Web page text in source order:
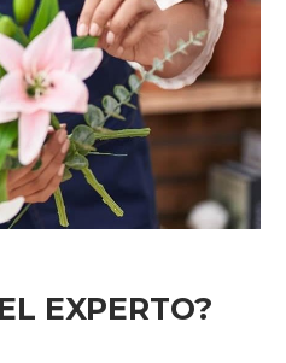
EXPERTO?